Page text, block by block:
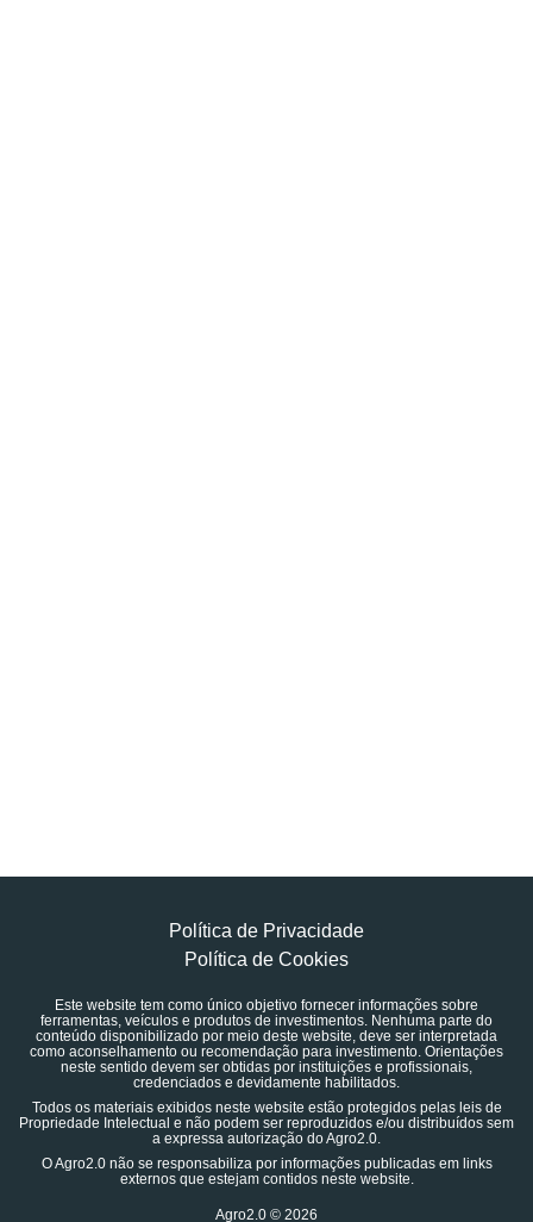
Política de Privacidade
Política de Cookies
Este website tem como único objetivo fornecer informações sobre
ferramentas, veículos e produtos de investimentos. Nenhuma parte do
conteúdo disponibilizado por meio deste website, deve ser interpretada
como aconselhamento ou recomendação para investimento. Orientações
neste sentido devem ser obtidas por instituições e profissionais,
credenciados e devidamente habilitados.
Todos os materiais exibidos neste website estão protegidos pelas leis de
Propriedade Intelectual e não podem ser reproduzidos e/ou distribuídos sem
a expressa autorização do Agro2.0.
O Agro2.0 não se responsabiliza por informações publicadas em links
externos que estejam contidos neste website.
Agro2.0 © 2026